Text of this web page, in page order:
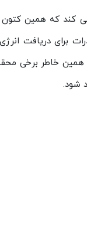
کند که همین کتون
برای دریافت
خاطر برخی
شود.